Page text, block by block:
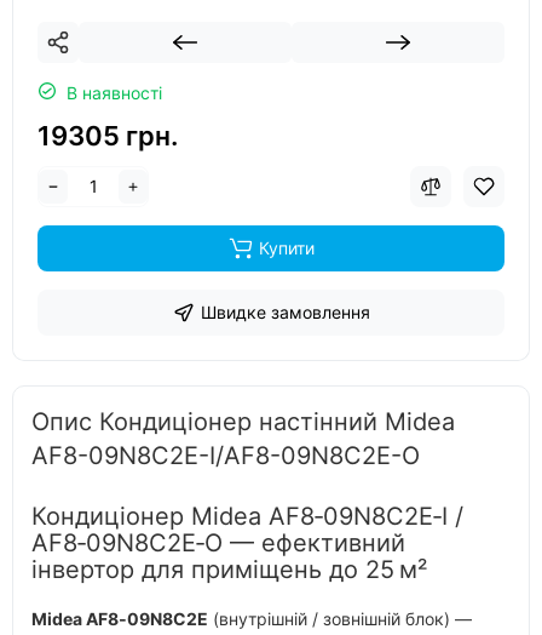
В наявності
19305 грн.
Купити
Швидке замовлення
Опис Кондиціонер настінний Midea
AF8-09N8C2E-I/AF8-09N8C2E-O
Кондиціонер Midea AF8‑09N8C2E‑I /
AF8‑09N8C2E‑O — ефективний
інвертор для приміщень до 25 м²
Midea AF8‑09N8C2E (внутрішній / зовнішній блок) —